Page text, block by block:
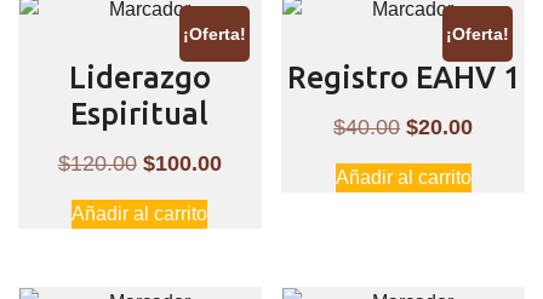
¡Oferta!
Liderazgo
Espiritual
$120.00 El
precio
original
$120.00.
$100.00El
$100.00.
Añadir al carrito
¡Oferta!
Registro EAHV 1
$40.00 El
precio
original
$20.00El
Añadir al carrito